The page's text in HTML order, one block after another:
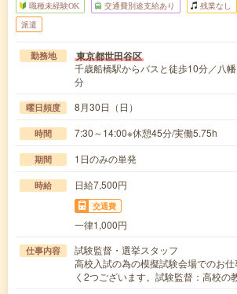
職種未経験OK 交通費別途支給あり 残業なし
派遣
勤務地 東京都世田谷区
千歳船橋駅からバスと徒歩10分／八
分
曜日頻度 8月30日（日）
時間 7:30～14:00※休憩45分/実働5.75h
期間 1日のみの単発
時給 日給7,500円
交通費
一律1,000円
仕事内容
試験監督・選挙スタッフ
高校入試の為の模擬試験会場でのお
く2つございます。試験監督：高校